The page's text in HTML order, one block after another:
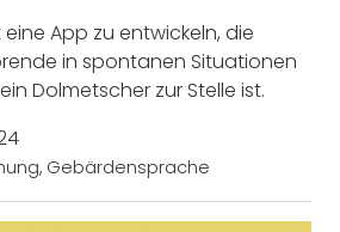
eine App zu entwickeln, die
in spontanen Situationen
Dolmetscher zur Stelle ist.
, Gebärdensprache